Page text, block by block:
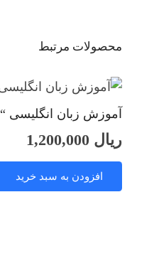
محصولات مرتبط
آموزش زبان انگلیسی “Easy talk” – ماه اول
ریال
افزودن به سبد خرید